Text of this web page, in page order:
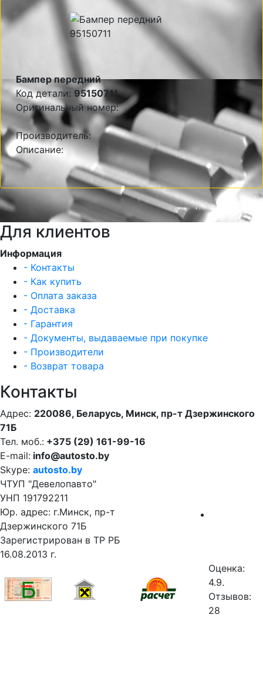
Бампер передний
Код детали: 95150711
Оригинальный номер:
Производитель:
Описание:
Для клиентов
Информация
- Контакты
- Как купить
- Оплата заказа
- Доставка
- Гарантия
- Документы, выдаваемые при покупке
- Производители
- Возврат товара
Контакты
Адрес: 220086, Беларусь, Минск, пр-т Дзержинского
71Б
Тел. моб.: +375 (29) 161-99-16
E-mail: info@autosto.by
Skype: autosto.by
ЧТУП "Девелопавто"
УНП 191792211
Юр. адрес: г.Минск, пр-т
Дзержинского 71Б
Зарегистрирован в ТР РБ
16.08.2013 г.
Оценка:
4.9.
Отзывов:
28